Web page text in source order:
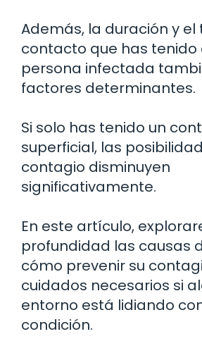
Además, la duración y el
contacto que has tenido
persona infectada
factores determinantes.
Si solo has tenido un
superficial, las
contagio disminuyen
significativamente.
En este artículo,
profundidad las causas
cómo prevenir su
cuidados necesarios si
entorno está lidiando
condición.